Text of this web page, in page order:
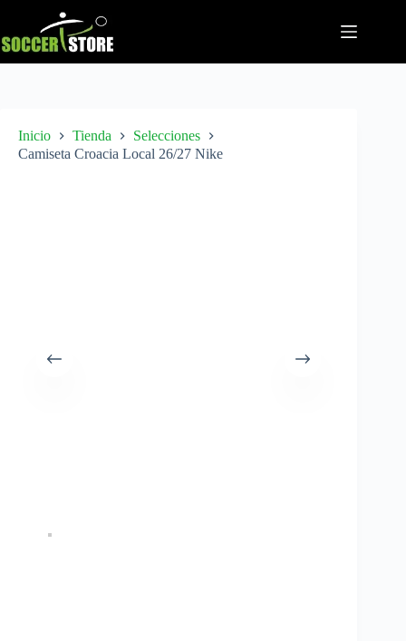
contenido
Inicio Tienda
Selecciones
Camiseta Croacia Local 26/27 Nike